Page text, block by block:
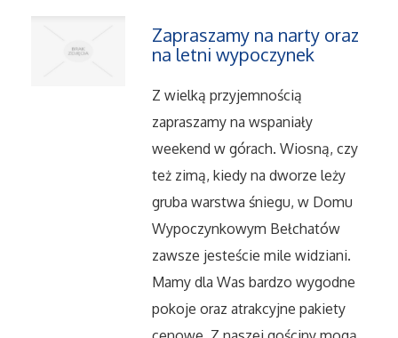
Dietetyka, Odchudzanie
Leczenie
Salony Kosmetyczne
Sprzęt Medyczny
Oprogramowanie
Zapraszamy na narty oraz
na letni wypoczynek
Z wielką przyjemnością
zapraszamy na wspaniały
weekend w górach. Wiosną, czy
też zimą, kiedy na dworze leży
gruba warstwa śniegu, w Domu
Wypoczynkowym Bełchatów
zawsze jesteście mile widziani.
Mamy dla Was bardzo wygodne
pokoje oraz atrakcyjne pakiety